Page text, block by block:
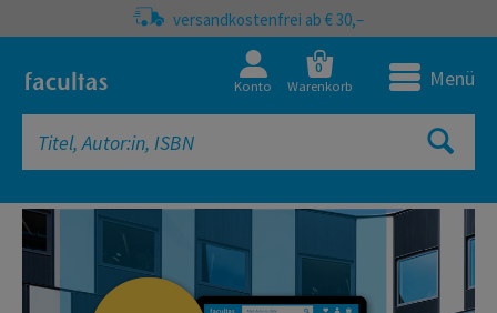
versandkostenfrei ab € 30,–
Konto
0
Warenkorb Menü
facultas Onlineshop |